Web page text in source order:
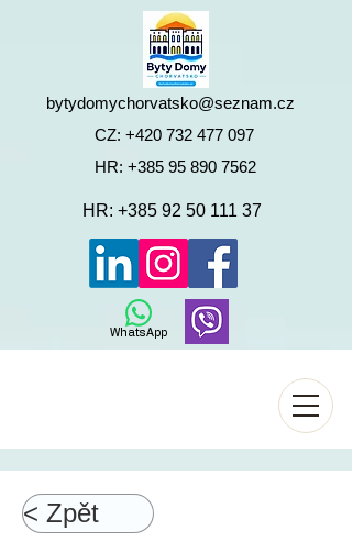
HR: +385 95 890 7562
CZ: +420 732 477 097
WhatsApp
bytydomychorvatsko@seznam.cz
HR: +385 92 50 111 37
< Zpět